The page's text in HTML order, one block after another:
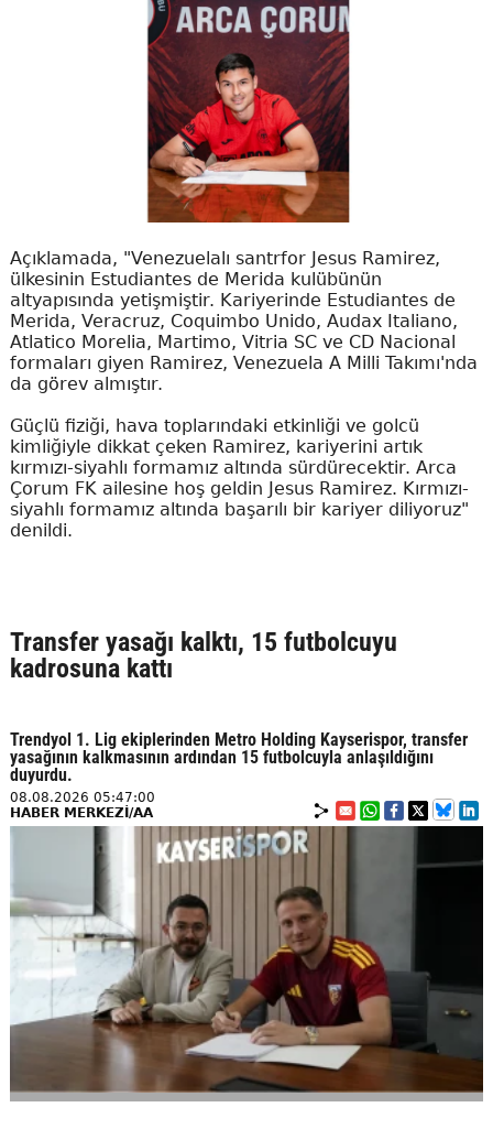
Açıklamada, "Venezuelalı santrfor Jesus Ramirez,
ülkesinin Estudiantes de Merida kulübünün
altyapısında yetişmiştir. Kariyerinde Estudiantes de
Merida, Veracruz, Coquimbo Unido, Audax Italiano,
Atlatico Morelia, Martimo, Vitria SC ve CD Nacional
formaları giyen Ramirez, Venezuela A Milli Takımı'nda
da görev almıştır.
Güçlü fiziği, hava toplarındaki etkinliği ve golcü
kimliğiyle dikkat çeken Ramirez, kariyerini artık
kırmızı-siyahlı formamız altında sürdürecektir. Arca
Çorum FK ailesine hoş geldin Jesus Ramirez. Kırmızı-
siyahlı formamız altında başarılı bir kariyer diliyoruz"
denildi.
Transfer yasağı kalktı, 15 futbolcuyu
kadrosuna kattı
Trendyol 1. Lig ekiplerinden Metro Holding Kayserispor, transfer
yasağının kalkmasının ardından 15 futbolcuyla anlaşıldığını
duyurdu.
08.08.2026 05:47:00
HABER MERKEZİ/AA